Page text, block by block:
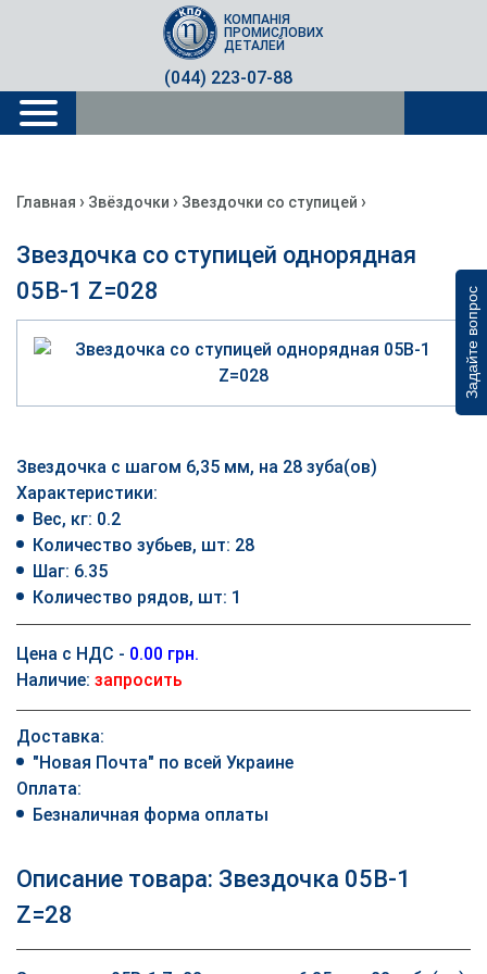
Задайте вопрос
(044) 223-07-88
КОМПАНІЯ
ПРОМИСЛОВИХ
ДЕТАЛЕЙ
Главная › Звёздочки › Звездочки со ступицей ›
Звездочка со ступицей однорядная
05B-1 Z=028
Звездочка с шагом 6,35 мм, на 28 зуба(ов)
Характеристики:
Вес, кг: 0.2
Количество зубьев, шт: 28
Шаг: 6.35
Количество рядов, шт: 1
Цена с НДС - 0.00 грн.
Наличие: запросить
Доставка:
"Новая Почта" по всей Украине
Оплата:
Безналичная форма оплаты
Описание товара: Звездочка 05B-1
Z=28